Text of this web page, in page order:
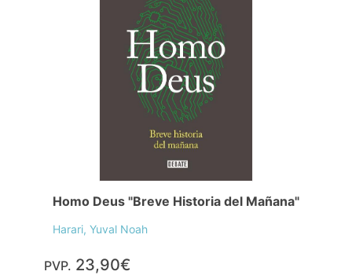
Homo Deus "Breve Historia del Mañana"
Harari, Yuval Noah
PVP. 23,90€